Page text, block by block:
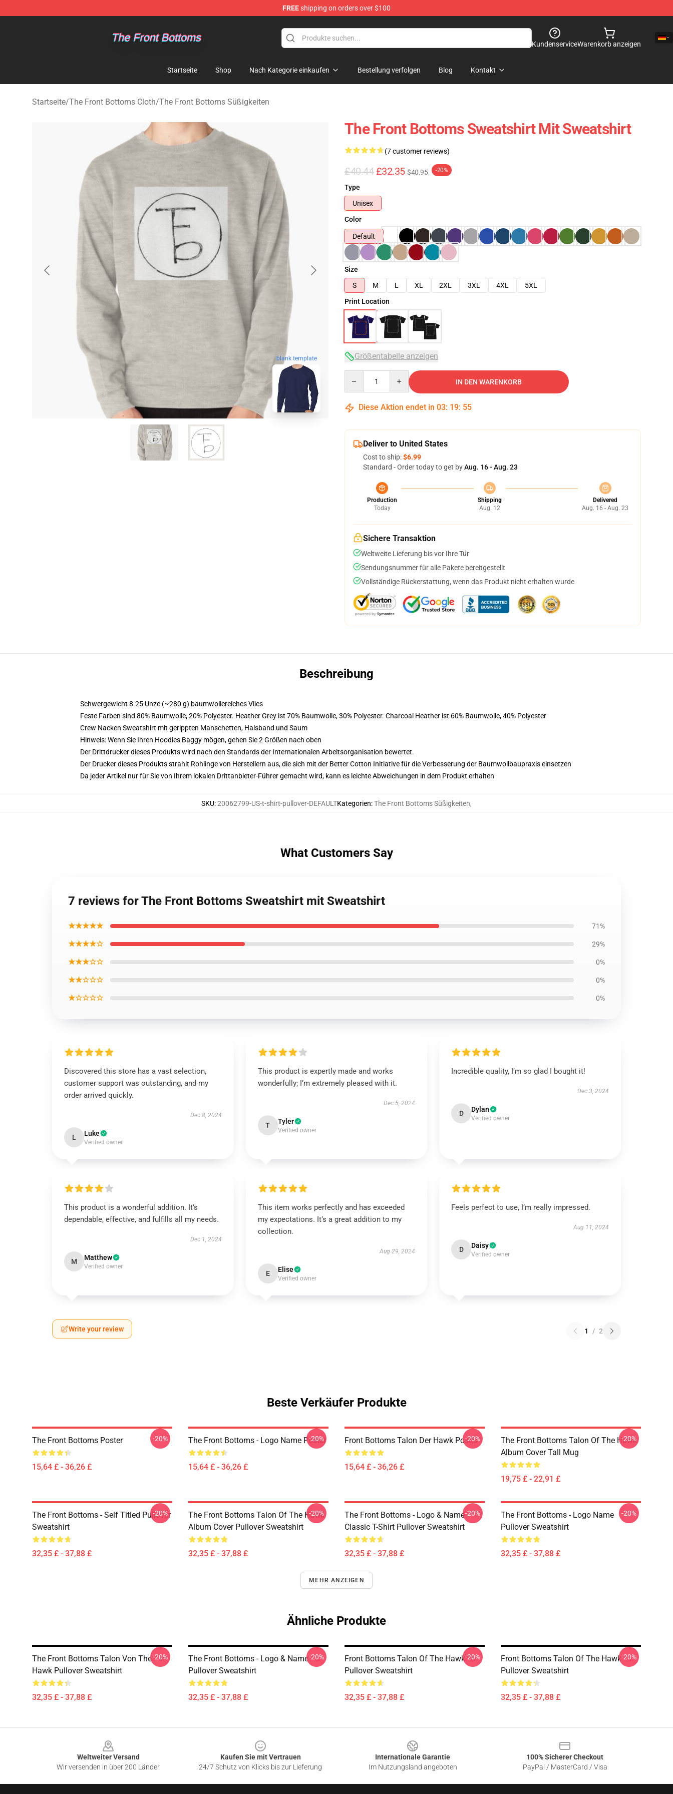
FREEshipping on orders over $100
KundenserviceWarenkorb anzeigen
Startseite Shop Nach Kategorie einkaufen Bestellung verfolgen Blog Kontakt
Startseite/The Front Bottoms Cloth/The Front Bottoms Süßigkeiten
blank template
The Front Bottoms Sweatshirt Mit Sweatshirt
(7 customer reviews)
£40.44 £32.35 $40.95 -20%
Type
Unisex
Color
Default
Size
S
M L XL 2XL 3XL 4XL
5XL
Print Location
Größentabelle anzeigen
IN DEN WARENKORB
Diese Aktion endet in 03: 19: 54
Deliver to United States
Cost to ship:$6.99
Standard - Order today to get byAug. 16 - Aug. 23
Production
Today
Shipping
Aug. 12
Delivered
Aug. 16 - Aug. 23
Sichere Transaktion
Weltweite Lieferung bis vor Ihre Tür
Sendungsnummer für alle Pakete bereitgestellt
Vollständige Rückerstattung, wenn das Produkt nicht erhalten wurde
Beschreibung
Schwergewicht 8.25 Unze (~280 g) baumwollereiches Vlies
Feste Farben sind 80% Baumwolle, 20% Polyester. Heather Grey ist 70% Baumwolle, 30% Polyester. Charcoal Heather ist 60% Baumwolle, 40% Polyester
Crew Nacken Sweatshirt mit gerippten Manschetten, Halsband und Saum
Hinweis: Wenn Sie Ihren Hoodies Baggy mögen, gehen Sie 2 Größen nach oben
Der Drittdrucker dieses Produkts wird nach den Standards der Internationalen Arbeitsorganisation bewertet.
Der Drucker dieses Produkts strahlt Rohlinge von Herstellern aus, die sich mit der Better Cotton Initiative für die Verbesserung der Baumwollbaupraxis einsetzen
Da jeder Artikel nur für Sie von Ihrem lokalen Drittanbieter-Führer gemacht wird, kann es leichte Abweichungen in dem Produkt erhalten
SKU:20062799-US-t-shirt-pullover-DEFAULTKategorien:The Front Bottoms Süßigkeiten,
What Customers Say
7 reviews for The Front Bottoms Sweatshirt mit Sweatshirt
★★★★★ 71%
★★★★☆ 29%
★★★☆☆ 0%
★★☆☆☆ 0%
★☆☆☆☆ 0%
Discovered this store has a vast selection,
customer support was outstanding, and my
order arrived quickly.
Dec 8, 2024
L Luke
Verified owner
This product is expertly made and works
wonderfully; I’m extremely pleased with it.
Dec 5, 2024
T Tyler
Verified owner
Incredible quality, I’m so glad I bought it!
Dec 3, 2024
D Dylan
Verified owner
This product is a wonderful addition. It’s
dependable, effective, and fulfills all my needs.
Dec 1, 2024
M Matthew
Verified owner
This item works perfectly and has exceeded
my expectations. It’s a great addition to my
collection.
Aug 29, 2024
E Elise
Verified owner
Feels perfect to use, I’m really impressed.
Aug 11, 2024
D Daisy
Verified owner
Write your review 1 / 2
Beste Verkäufer Produkte
The Front Bottoms Poster
15,64 £ - 36,26 £
-20% The Front Bottoms - Logo Name Poster
15,64 £ - 36,26 £
-20% Front Bottoms Talon Der Hawk Poster
15,64 £ - 36,26 £
-20%
The Front Bottoms Talon Of The Hawk
Album Cover Tall Mug
19,75 £ - 22,91 £
-20%
The Front Bottoms - Self Titled Pullover
Sweatshirt
32,35 £ - 37,88 £
-20%
The Front Bottoms Talon Of The Hawk
Album Cover Pullover Sweatshirt
32,35 £ - 37,88 £
-20%
The Front Bottoms - Logo & Name
Classic T-Shirt Pullover Sweatshirt
32,35 £ - 37,88 £
-20%
The Front Bottoms - Logo Name
Pullover Sweatshirt
32,35 £ - 37,88 £
-20%
MEHR ANZEIGEN
Ähnliche Produkte
The Front Bottoms Talon Von The
Hawk Pullover Sweatshirt
32,35 £ - 37,88 £
-20%
The Front Bottoms - Logo & Name
Pullover Sweatshirt
32,35 £ - 37,88 £
-20%
Front Bottoms Talon Of The Hawk
Pullover Sweatshirt
32,35 £ - 37,88 £
-20%
Front Bottoms Talon Of The Hawk
Pullover Sweatshirt
32,35 £ - 37,88 £
-20%
Weltweiter Versand
Wir versenden in über 200 Länder
Kaufen Sie mit Vertrauen
24/7 Schutz von Klicks bis zur Lieferung
Internationale Garantie
Im Nutzungsland angeboten
100% Sicherer Checkout
PayPal / MasterCard / Visa